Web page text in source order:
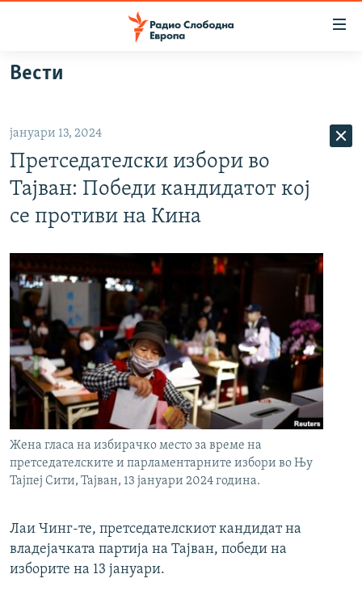
Оди
на
Оди
на
главната
навигација
Премини
на
ВИЗУЕЛНО
ВЕСТИ
ШТО ТРЕБА ДА ЗНАЕТЕ
ПРИЈАВИ СЕ ЗА ЊУЗЛЕТЕР
ПОДКАСТ ЗОШТО?
СЛЕДЕТЕ НЕ
РСЕ веб страници
Вести
јануари 13, 2024
Претседателски избори во
Тајван: Победи кандидатот кој
се противи на Кина
Жена гласа на избирачко место за време на
претседателските и парламентарните избори во Њу
Тајпеј Сити, Тајван, 13 јануари 2024 година.
Лаи Чинг-те, претседателскиот кандидат на
владејачката партија на Тајван, победи на
изборите на 13 јануари.